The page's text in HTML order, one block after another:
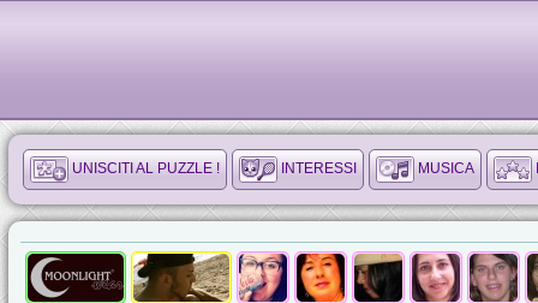
UNISCITI AL PUZZLE ! INTERESSI MUSICA